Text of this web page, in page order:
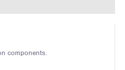
components.